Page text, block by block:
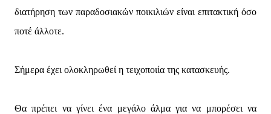
διατήρηση των παραδοσιακών ποικιλιών είναι επιτακτική όσο
ποτέ άλλοτε.
Σήμερα έχει ολοκληρωθεί η τειχοποιία της κατασκευής.
Θα πρέπει να γίνει ένα μεγάλο άλμα για να μπορέσει να